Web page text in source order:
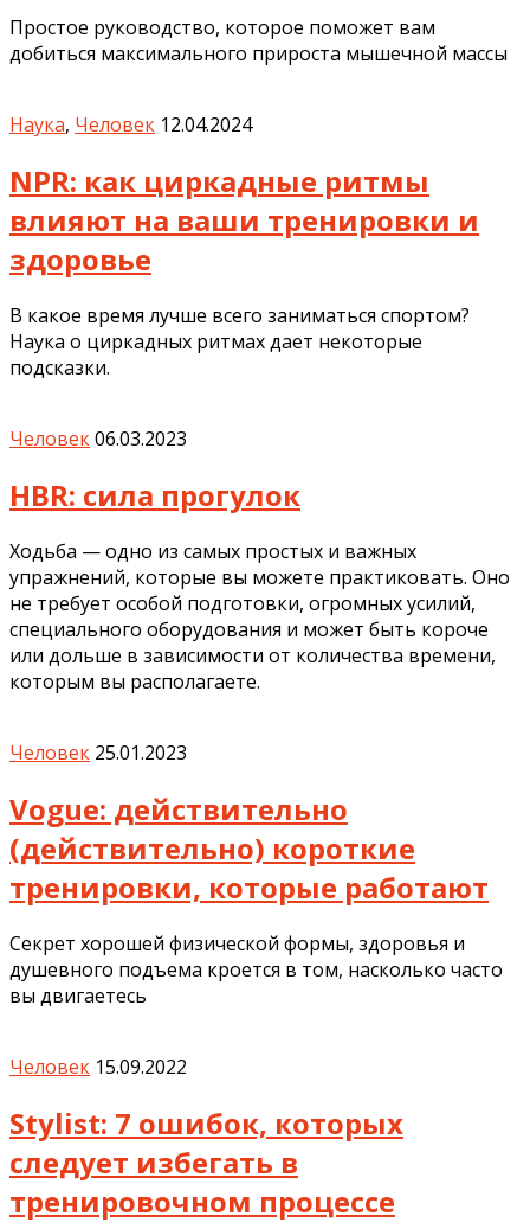
Простое руководство, которое поможет вам
добиться максимального прироста мышечной массы
Наука, Человек 12.04.2024
NPR: как циркадные ритмы
влияют на ваши тренировки и
здоровье
В какое время лучше всего заниматься спортом?
Наука о циркадных ритмах дает некоторые
подсказки.
Человек06.03.2023
HBR: сила прогулок
Ходьба — одно из самых простых и важных
упражнений, которые вы можете практиковать. Оно
не требует особой подготовки, огромных усилий,
специального оборудования и может быть короче
или дольше в зависимости от количества времени,
которым вы располагаете.
Человек 25.01.2023
Vogue: действительно
(действительно) короткие
тренировки, которые работают
Секрет хорошей физической формы, здоровья и
душевного подъема кроется в том, насколько часто
вы двигаетесь
Человек 15.09.2022
Stylist: 7 ошибок, которых
следует избегать в
тренировочном процессе